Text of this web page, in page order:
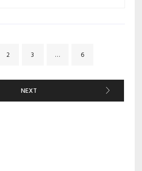
2 3 … 6
NEXT